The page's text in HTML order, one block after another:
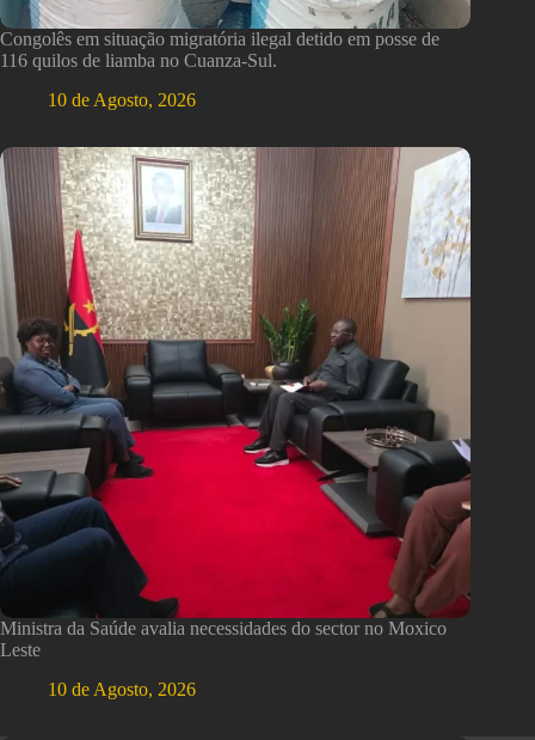
Congolês em situação migratória ilegal detido em posse de
116 quilos de liamba no Cuanza-Sul.
10 de Agosto, 2026
Ministra da Saúde avalia necessidades do sector no Moxico
Leste
10 de Agosto, 2026